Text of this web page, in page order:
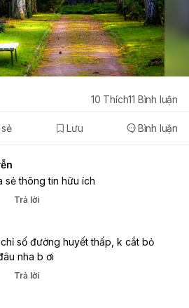
Lưu Bình luận
10 Thích11 Bình luận
sẻ thông tin hữu ích
Trả lời
số đường huyết thấp, k cắt bỏ
nha b ơi
Trả lời